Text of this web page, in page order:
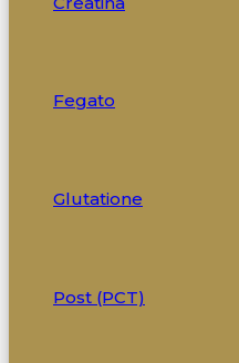
Fegato
Glutatione
Post (PCT)